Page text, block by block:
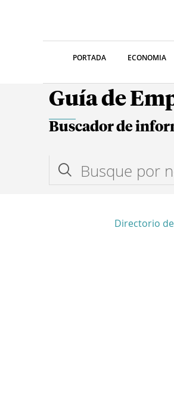
PORTADA ECONOMIA
Guía de
Buscador de
Directorio